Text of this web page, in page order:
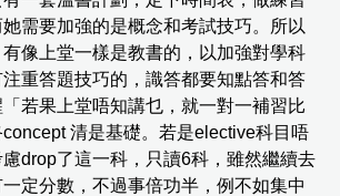
需要加強的是概念和考試技巧。所以
像上堂一樣是教書的，以加強對學科
重答題技巧的，識答都要知點答和答
若果上堂唔知講乜，就一對一補習比
清是基礎。若是elective科目唔
drop了這一科，只讀6科，雖然繼續去
定分數，不過事倍功半，例不如集中